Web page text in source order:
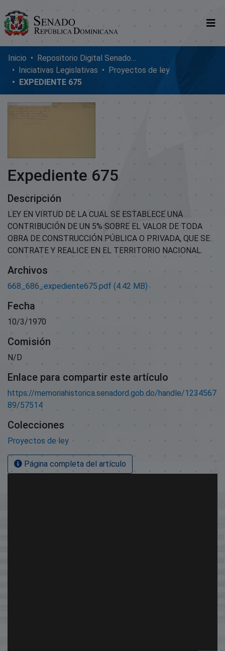
Comunidades
Glosario
Nosotros
Inicio
Repositorio Digital SenadoRD
Iniciativas Legislativas
Proyectos de ley
EXPEDIENTE 675
Expediente 675
Descripción
LEY EN VIRTUD DE LA CUAL SE ESTABLECE UNA
CONTRIBUCIÓN DE UN 5% SOBRE EL VALOR DE TODA
OBRA DE CONSTRUCCIÓN PÚBLICA O PRIVADA, QUE SE
CONTRATE Y REALICE EN EL TERRITORIO NACIONAL.
Archivos
668_686_expediente675.pdf (4.42 MB)
Fecha
10/3/1970
Comisión
N/D
Enlace para compartir este artículo
https://memoriahistorica.senadord.gob.do/handle/1234567
89/57514
Colecciones
Proyectos de ley
Página completa del artículo